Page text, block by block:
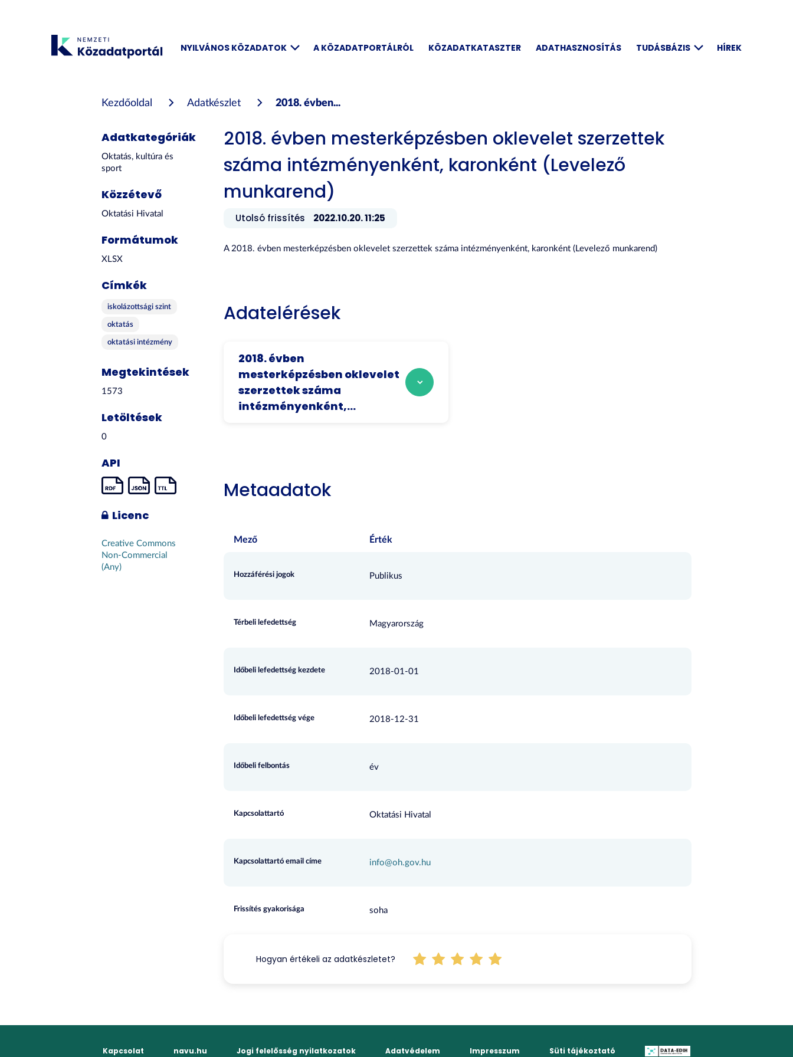
NYILVÁNOS KÖZADATOK A KÖZADATPORTÁLRÓL KÖZADATKATASZTER ADATHASZNOSÍTÁS TUDÁSBÁZIS HÍREK
Kezdőoldal Adatkészlet 2018. évben...
Adatkategóriák
Oktatás, kultúra és
sport
Közzétevő
Oktatási Hivatal
Formátumok
XLSX
Címkék
iskolázottsági szint
oktatás
oktatási intézmény
Megtekintések
1573
Letöltések
0
API
Licenc
Creative Commons
Non-Commercial
(Any)
2018. évben mesterképzésben oklevelet szerzettek
száma intézményenként, karonként (Levelező
munkarend)
Utolsó frissítés 2022.10.20. 11:25
A 2018. évben mesterképzésben oklevelet szerzettek száma intézményenként, karonként (Levelező munkarend)
Adatelérések
2018. évben
mesterképzésben oklevelet
szerzettek száma
intézményenként,...
Metaadatok
Mező Érték
Hozzáférési jogok Publikus
Térbeli lefedettség Magyarország
Időbeli lefedettség kezdete 2018-01-01
Időbeli lefedettség vége 2018-12-31
Időbeli felbontás év
Kapcsolattartó Oktatási Hivatal
Kapcsolattartó email címe info@oh.gov.hu
Frissítés gyakorisága soha
Hogyan értékeli az adatkészletet?
Kapcsolat navu.hu Jogi felelősség nyilatkozatok Adatvédelem Impresszum Süti tájékoztató